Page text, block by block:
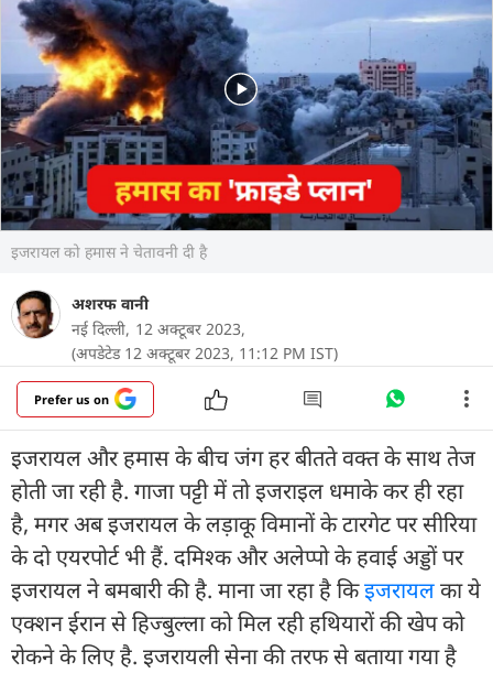
इजरायल को हमास ने चेतावनी दी है
अशरफ वानी
नई दिल्ली, 12 अक्टूबर 2023,
(अपडेटेड 12 अक्टूबर 2023, 11:12 PM IST)
Prefer us on
इजरायल और हमास के बीच जंग हर बीतते वक्त के साथ तेज
होती जा रही है. गाजा पट्टी में तो इजराइल धमाके कर ही रहा
है, मगर अब इजरायल के लड़ाकू विमानों के टारगेट पर सीरिया
के दो एयरपोर्ट भी हैं. दमिश्क और अलेप्पो के हवाई अड्डों पर
इजरायल ने बमबारी की है. माना जा रहा है किइजरायलका ये
एक्शन ईरान से हिज्बुल्ला को मिल रही हथियारों की खेप को
रोकने के लिए है. इजरायली सेना की तरफ से बताया गया है